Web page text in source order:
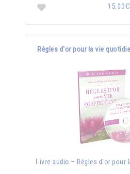
Règles d'or pour la vie
Livre audio – Règles d'or pour